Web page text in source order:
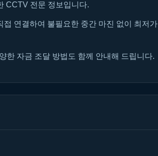
CCTV 전문 정보입니다.
연결하여 불필요한 중간 마진 없이 최저가
한 자금 조달 방법도 함께 안내해 드립니다.